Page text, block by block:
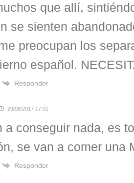
que allí,
se sienten
preocupan los
español.
Responder
29/08/2017 17:01
a conseguir nada, es
se van a comer una
Responder